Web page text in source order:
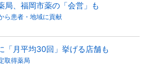
局、福岡市薬の「会営」も
ら患者・地域に貢献
「月平均30回」挙げる店舗も
取得薬局